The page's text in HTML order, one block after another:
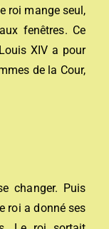
roi mange seul,
fenêtres. Ce
XIV a pour
de la Cour,
changer. Puis
roi a donné ses